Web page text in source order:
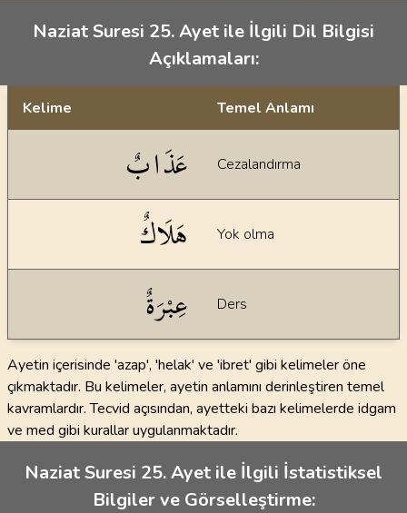
Naziat Suresi 25. Ayet ile İlgili Dil Bilgisi
Açıklamaları:
Kelime Temel Anlamı
عَذَابٌ Cezalandırma
هَلَاكٌ Yok olma
عِبْرَةٌ Ders
Ayetin içerisinde 'azap', 'helak' ve 'ibret' gibi kelimeler öne
çıkmaktadır. Bu kelimeler, ayetin anlamını derinleştiren temel
kavramlardır. Tecvid açısından, ayetteki bazı kelimelerde idgam
ve med gibi kurallar uygulanmaktadır.
Naziat Suresi 25. Ayet ile İlgili İstatistiksel
Bilgiler ve Görselleştirme: